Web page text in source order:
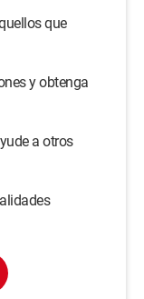
que
y obtenga
a otros